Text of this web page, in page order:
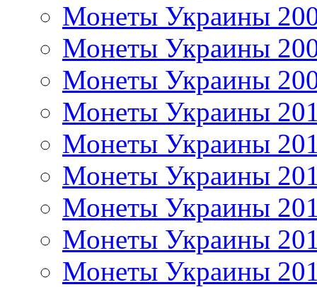
Монеты Украины
Монеты Украины
Монеты Украины
Монеты Украины
Монеты Украины
Монеты Украины
Монеты Украины
Монеты Украины
Монеты Украины